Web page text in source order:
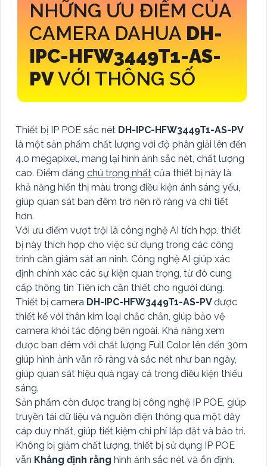
NHỮNG ƯU ĐIỂM CỦA
CAMERA DAHUA DH-
IPC-HFW3449T1-AS-
PVVỚI THÔNG SỐ
Thiết bị IP POE sắc nét DH-IPC-HFW3449T1-AS-PV
là một sản phẩm chất lượng với độ phân giải lên đến
4.0 megapixel, mang lại hình ảnh sắc nét, chất lượng
cao. Điểm đáng chú trọng nhất của thiết bị này là
khả năng hiển thị màu trong điều kiện ánh sáng yếu,
giúp quan sát ban đêm trở nên rõ ràng và chi tiết
hơn.
Với ưu điểm vượt trội là công nghệ AI tích hợp, thiết
bị này thích hợp cho việc sử dụng trong các công
trình cần giám sát an ninh. Công nghệ AI giúp xác
định chính xác các sự kiện quan trọng, từ đó cung
cấp thông tin Tiên ích cần thiết cho người dùng.
Thiết bị camera DH-IPC-HFW3449T1-AS-PVđược
thiết kế với thân kim loại chắc chắn, giúp bảo vệ
camera khỏi tác động bên ngoài. Khả năng xem
được ban đêm với chất lượng Full Color lên đến 30m
giúp hình ảnh vẫn rõ ràng và sắc nét như ban ngày,
giúp quan sát hiệu quả ngay cả trong điều kiện thiếu
sáng.
Sản phẩm còn được trang bị công nghệ IP POE, giúp
truyền tải dữ liệu và nguồn điện thông qua một dây
cáp duy nhất, giúp tiết kiệm chi phí lắp đặt và bảo trì.
Không bị giảm chất lượng, thiết bị sử dụng IP POE
vẫn Khẳng định rằng hình ảnh sắc nét và ổn định.